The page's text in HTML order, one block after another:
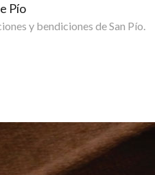
Pío
y bendiciones de San Pío.